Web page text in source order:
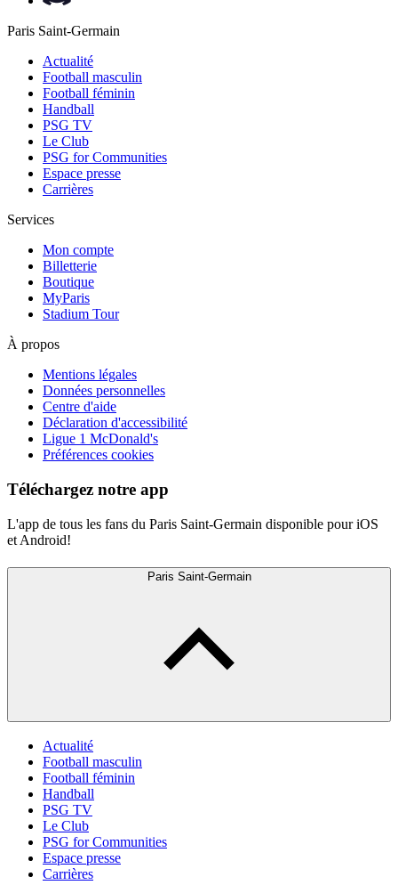
Paris Saint-Germain
Actualité
Football masculin
Football féminin
Handball
PSG TV
Le Club
PSG for Communities
Espace presse
Carrières
Services
Mon compte
Billetterie
Boutique
MyParis
Stadium Tour
À propos
Mentions légales
Données personnelles
Centre d'aide
Déclaration d'accessibilité
Ligue 1 McDonald's
Préférences cookies
Téléchargez notre app
L'app de tous les fans du Paris Saint-Germain disponible pour iOS
et Android!
Paris Saint-Germain
Actualité
Football masculin
Football féminin
Handball
PSG TV
Le Club
PSG for Communities
Espace presse
Carrières